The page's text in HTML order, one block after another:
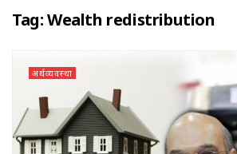
Tag:Wealth redistribution
अर्थव्यवस्था